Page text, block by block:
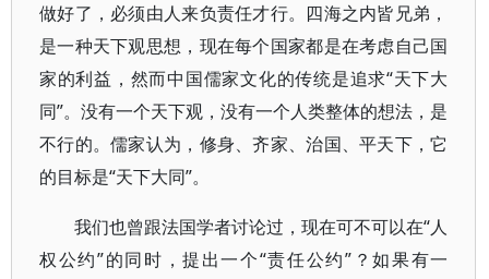
做好了，必须由人来负责任才行。四海之内皆兄弟，
是一种天下观思想，现在每个国家都是在考虑自己国
家的利益，然而中国儒家文化的传统是追求“天下大
同”。没有一个天下观，没有一个人类整体的想法，是
不行的。儒家认为，修身、齐家、治国、平天下，它
的目标是“天下大同”。
我们也曾跟法国学者讨论过，现在可不可以在“人
权公约”的同时，提出一个“责任公约”？如果有一